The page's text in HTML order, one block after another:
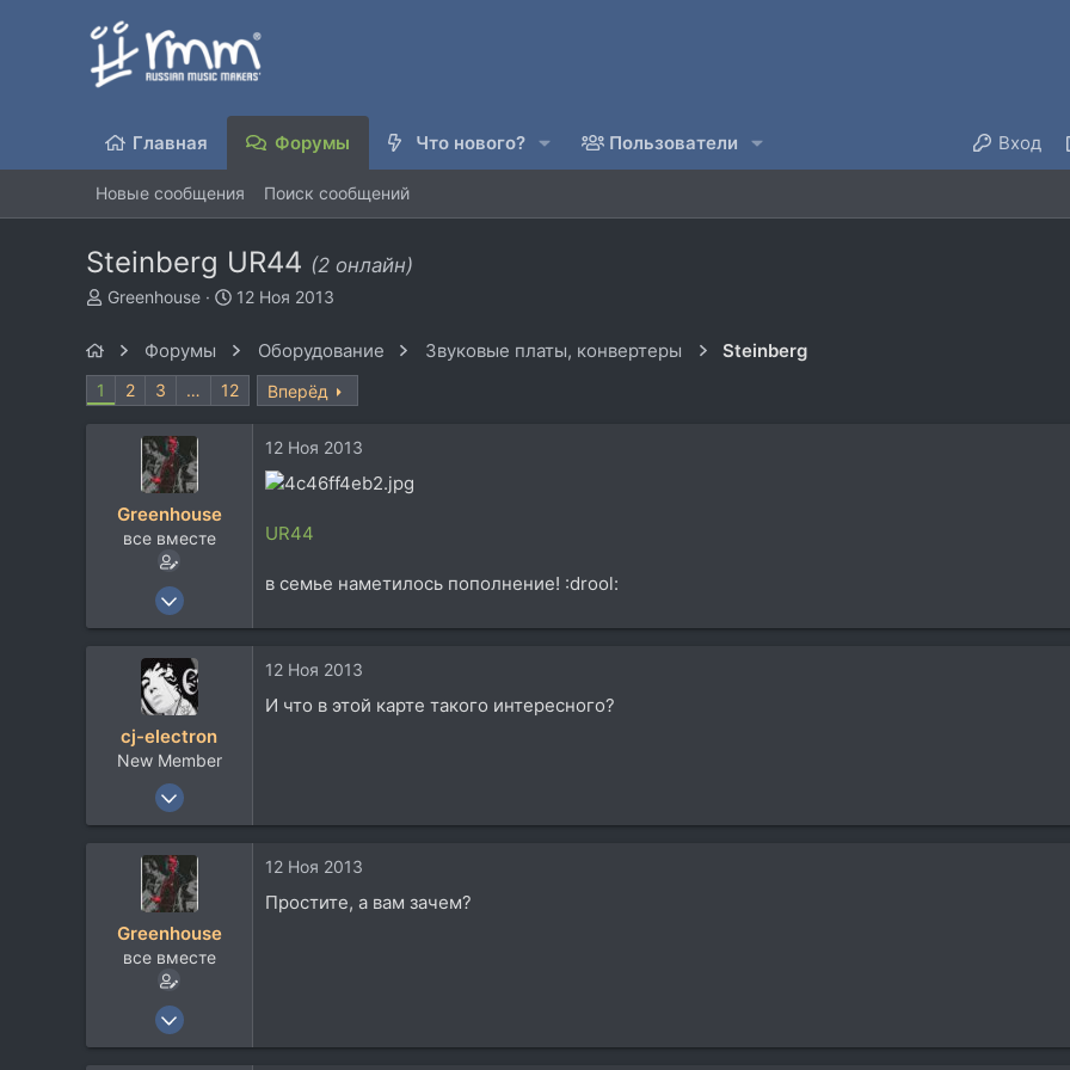
Главная Форумы Что нового? Пользователи Вход
Новые сообщения Поиск сообщений
Steinberg UR44 (2 онлайн)
А
т
Greenhouse
Д
н
а
12 Ноя 2013
Форумы Оборудование Звуковые платы, конвертеры Steinberg
1 2 3 … 12 Вперёд
Greenhouse
все вместе
19 Июн 2008
12 Ноя 2013
UR44
в семье наметилось пополнение! :drool:
cj-electron
New Member
14 Июл 2010
12 Ноя 2013
И что в этой карте такого интересного?
Greenhouse
все вместе
19 Июн 2008
12 Ноя 2013
Простите, а вам зачем?